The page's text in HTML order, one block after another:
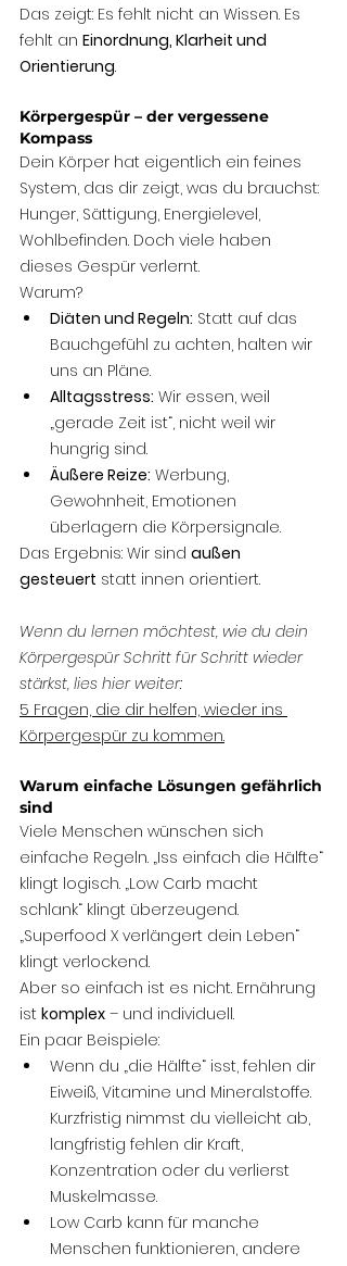
Das zeigt: Es fehlt nicht an Wissen. Es
fehlt an Einordnung, Klarheit und
Orientierung.
Körpergespür – der vergessene
Kompass
Dein Körper hat eigentlich ein feines
System, das dir zeigt, was du brauchst:
Hunger, Sättigung, Energielevel,
Wohlbefinden. Doch viele haben
dieses Gespür verlernt.
Warum?
Diäten und Regeln: Statt auf das
Bauchgefühl zu achten, halten wir
uns an Pläne.
Alltagsstress: Wir essen, weil
„gerade Zeit ist“, nicht weil wir
hungrig sind.
Äußere Reize: Werbung,
Gewohnheit, Emotionen
überlagern die Körpersignale.
Das Ergebnis: Wir sind außen
gesteuert statt innen orientiert.
Wenn du lernen möchtest, wie du dein
Körpergespür Schritt für Schritt wieder
stärkst, lies hier weiter:
5 Fragen, die dir helfen, wieder ins
Körpergespür zu kommen.
Warum einfache Lösungen gefährlich
sind
Viele Menschen wünschen sich
einfache Regeln. „Iss einfach die Hälfte“
klingt logisch. „Low Carb macht
schlank“ klingt überzeugend.
„Superfood X verlängert dein Leben“
klingt verlockend.
Aber so einfach ist es nicht. Ernährung
ist komplex – und individuell.
Ein paar Beispiele:
Wenn du „die Hälfte“ isst, fehlen dir
Eiweiß, Vitamine und Mineralstoffe.
Kurzfristig nimmst du vielleicht ab,
langfristig fehlen dir Kraft,
Konzentration oder du verlierst
Muskelmasse.
Low Carb kann für manche
Menschen funktionieren, andere